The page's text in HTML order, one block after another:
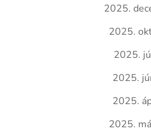
2025.
2025.
2025.
2025.
2025.
2025.